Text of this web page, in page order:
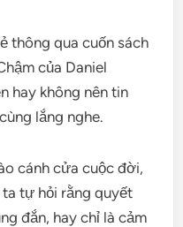
thông qua cuốn sách
của Daniel
hay không nên tin
lắng nghe.
cánh cửa cuộc đời,
tự hỏi rằng quyết
đắn, hay chỉ là cảm